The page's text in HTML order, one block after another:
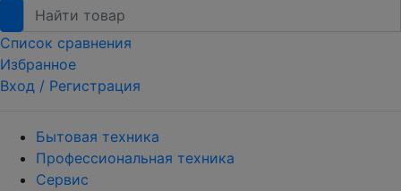
Список сравнения
Избранное
Вход / Регистрация
Бытовая техника
Профессиональная техника
Сервис